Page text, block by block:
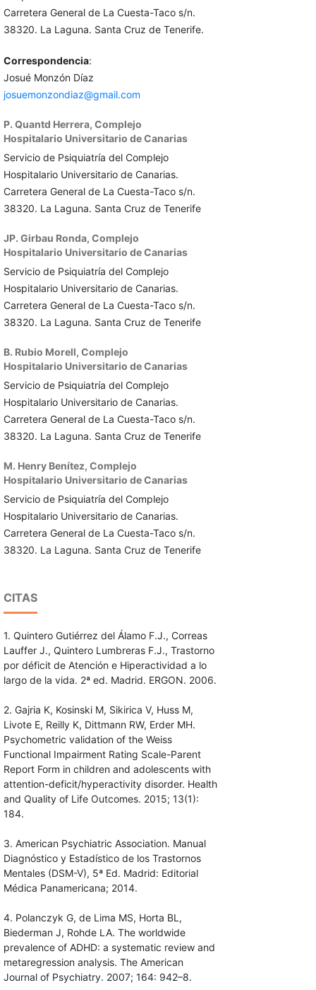
Carretera General de La Cuesta-Taco s/n.
38320. La Laguna. Santa Cruz de Tenerife.
Correspondencia:
Josué Monzón Díaz
josuemonzondiaz@gmail.com
P. Quantd Herrera, Complejo
Hospitalario Universitario de Canarias
Servicio de Psiquiatría del Complejo
Hospitalario Universitario de Canarias.
Carretera General de La Cuesta-Taco s/n.
38320. La Laguna. Santa Cruz de Tenerife
JP. Girbau Ronda, Complejo
Hospitalario Universitario de Canarias
Servicio de Psiquiatría del Complejo
Hospitalario Universitario de Canarias.
Carretera General de La Cuesta-Taco s/n.
38320. La Laguna. Santa Cruz de Tenerife
B. Rubio Morell, Complejo
Hospitalario Universitario de Canarias
Servicio de Psiquiatría del Complejo
Hospitalario Universitario de Canarias.
Carretera General de La Cuesta-Taco s/n.
38320. La Laguna. Santa Cruz de Tenerife
M. Henry Benítez, Complejo
Hospitalario Universitario de Canarias
Servicio de Psiquiatría del Complejo
Hospitalario Universitario de Canarias.
Carretera General de La Cuesta-Taco s/n.
38320. La Laguna. Santa Cruz de Tenerife
CITAS
1. Quintero Gutiérrez del Álamo F.J., Correas
Lauffer J., Quintero Lumbreras F.J., Trastorno
por déficit de Atención e Hiperactividad a lo
largo de la vida. 2ª ed. Madrid. ERGON. 2006.
2. Gajria K, Kosinski M, Sikirica V, Huss M,
Livote E, Reilly K, Dittmann RW, Erder MH.
Psychometric validation of the Weiss
Functional Impairment Rating Scale-Parent
Report Form in children and adolescents with
attention-deficit/hyperactivity disorder. Health
and Quality of Life Outcomes. 2015; 13(1):
184.
3. American Psychiatric Association. Manual
Diagnóstico y Estadístico de los Trastornos
Mentales (DSM-V), 5ª Ed. Madrid: Editorial
Médica Panamericana; 2014.
4. Polanczyk G, de Lima MS, Horta BL,
Biederman J, Rohde LA. The worldwide
prevalence of ADHD: a systematic review and
metaregression analysis. The American
Journal of Psychiatry. 2007; 164: 942–8.